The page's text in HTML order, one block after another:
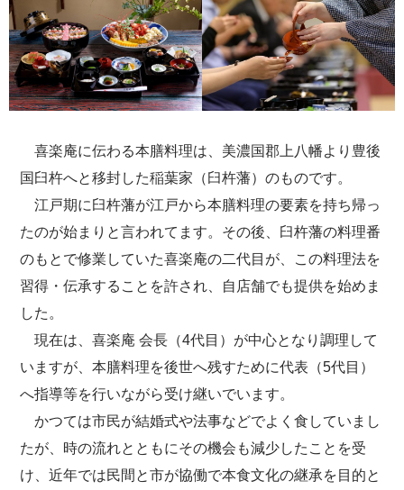
喜楽庵に伝わる本膳料理は、美濃国郡上八幡より豊後
国臼杵へと移封した稲葉家（臼杵藩）のものです。
江戸期に臼杵藩が江戸から本膳料理の要素を持ち帰っ
たのが始まりと言われてます。その後、臼杵藩の料理番
のもとで修業していた喜楽庵の二代目が、この料理法を
習得・伝承することを許され、自店舗でも提供を始めま
した。
現在は、喜楽庵 会長（4代目）が中心となり調理して
いますが、本膳料理を後世へ残すために代表（5代目）
へ指導等を行いながら受け継いでいます。
かつては市民が結婚式や法事などでよく食していまし
たが、時の流れとともにその機会も減少したことを受
け、近年では民間と市が協働で本食文化の継承を目的と